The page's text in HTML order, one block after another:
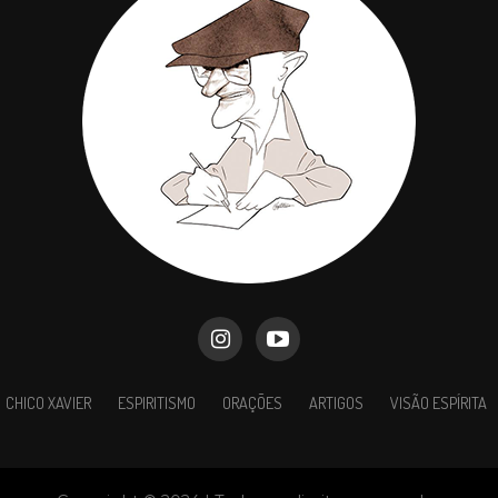
CHICO XAVIER ESPIRITISMO ORAÇÕES ARTIGOS VISÃO ESPÍRITA